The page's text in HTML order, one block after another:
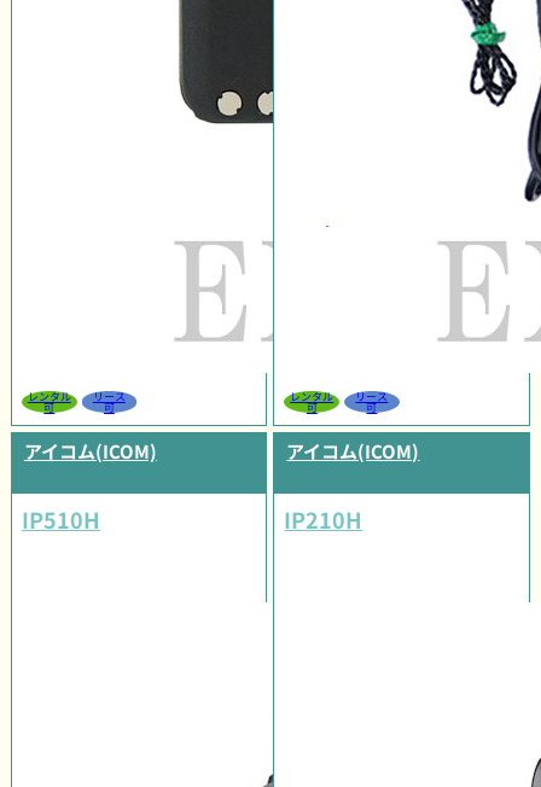
レンタル
可
リース
可
レンタル
可
リース
可
アイコム(ICOM)
IP510H
アイコム(ICOM)
IP210H